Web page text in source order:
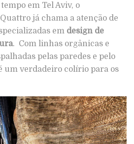
em Tel Aviv, o
já chama a atenção de
em design de
. Com linhas orgânicas e
pelas paredes e pelo
um verdadeiro colírio para os